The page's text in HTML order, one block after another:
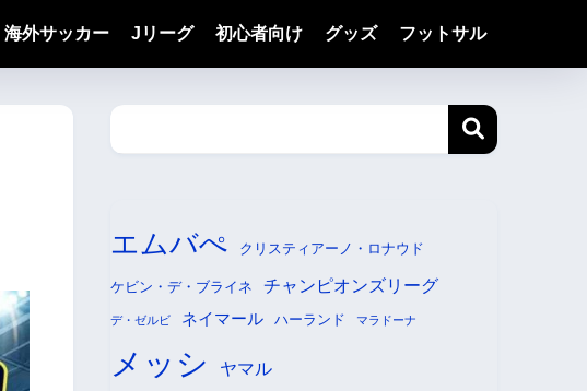
海外サッカー Jリーグ 初心者向け グッズ フットサル
エムバぺ クリスティアーノ・ロナウド
ケビン・デ・ブライネ チャンピオンズリーグ
デ・ゼルビ ネイマール ハーランド マラドーナ
メッシ ヤマル